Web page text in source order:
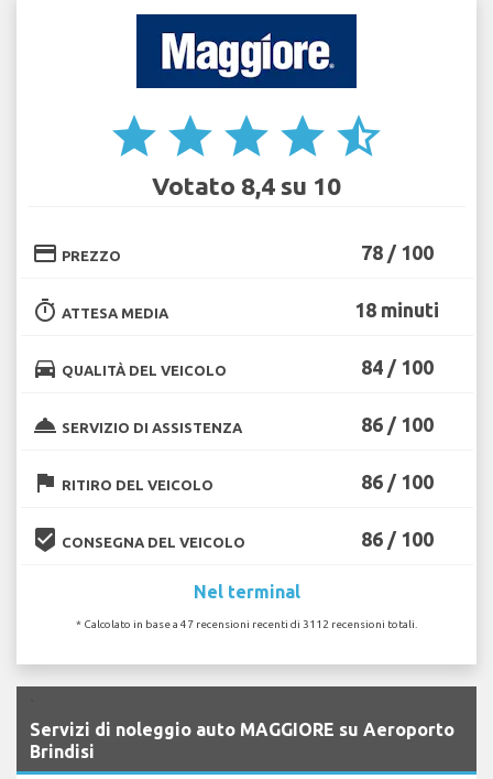
star star star star star_half
Votato 8,4 su 10
credit_card PREZZO 78 / 100
timer ATTESA MEDIA 18 minuti
directions_car QUALITÀ DEL VEICOLO 84 / 100
room_service SERVIZIO DI ASSISTENZA 86 / 100
flag RITIRO DEL VEICOLO 86 / 100
beenhere CONSEGNA DEL VEICOLO 86 / 100
Nel terminal
* Calcolato in base a 47 recensioni recenti di 3112 recensioni totali.
Servizi di noleggio auto MAGGIORE su Aeroporto
Brindisi